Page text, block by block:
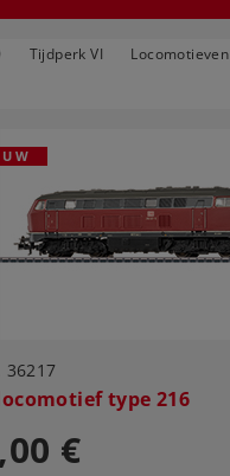
Tijdperk VI Locomotieven
type 216
€